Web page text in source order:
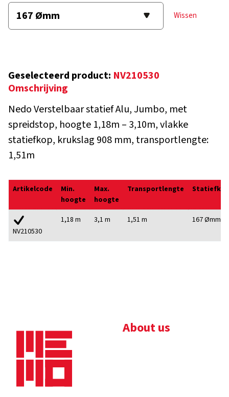
Wissen
Geselecteerd product: NV210530
Omschrijving
Nedo Verstelbaar statief Alu, Jumbo, met
spreidstop, hoogte 1,18m – 3,10m, vlakke
statiefkop, krukslag 908 mm, transportlengte:
1,51m
Artikelcode
Min.
hoogte
Max.
hoogte
Transportlengte
NV210530
1,18 m 3,1 m 1,51 m 167 Ømm
About us